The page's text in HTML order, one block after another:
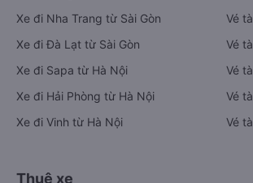
Xe đi Nha Trang từ Sài Gòn
Xe đi Đà Lạt từ Sài Gòn
Xe đi Sapa từ Hà Nội
Xe đi Hải Phòng từ Hà Nội
Xe đi Vinh từ Hà Nội
Vé
Vé
Vé
Vé
Vé
Thuê xe